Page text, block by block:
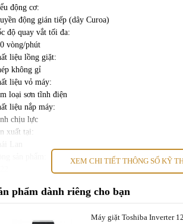
động cơ:
động gián tiếp (dây Curoa)
độ quay vắt tối đa:
vòng/phút
liệu lồng giặt:
không gỉ
liệu vỏ máy:
loại sơn tĩnh điện
liệu nắp máy:
chịu lực
xuất tại:
suất sử dụng điện:
XEM CHI TIẾT THÔNG SỐ KỸ
phẩm dành riêng cho bạn
Máy giặt Toshiba Inverter